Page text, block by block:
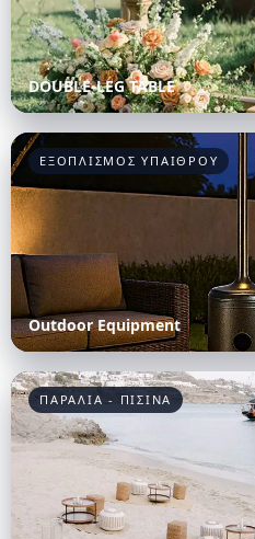
DOUBLE-LEG TABLE
ΕΞΟΠΛΙΣΜΟΣ ΥΠΑΙΘΡΟΥ
Outdoor Equipment
ΠΑΡΑΛΙΑ - ΠΙΣΙΝΑ